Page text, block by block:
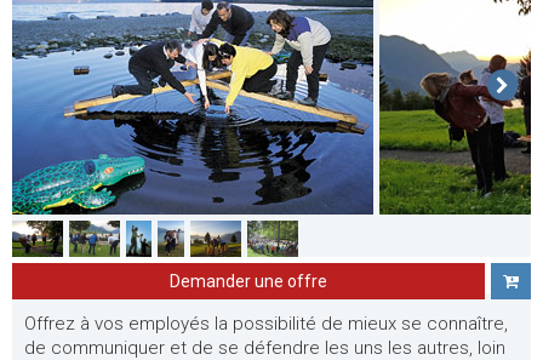
Demander une offre
Offrez à vos employés la possibilité de mieux se connaître,
de communiquer et de se défendre les uns les autres, loin